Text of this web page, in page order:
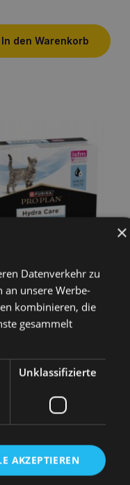
In den Warenkorb
PLAN VD Hydra
das für Katzen mit
nicht nur wichtige
×
Datenverkehr zu
an unsere Werbe-
kombinieren, die
gesammelt
Unklassifizierte
AKZEPTIEREN